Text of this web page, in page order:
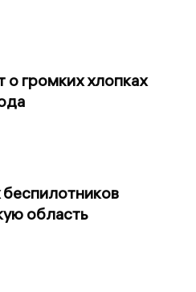
громких хлопках
область